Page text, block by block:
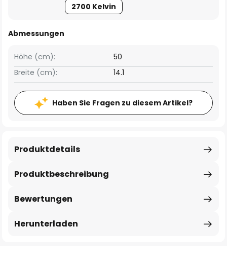
2700 Kelvin
Abmessungen
Breite (cm): 14.1
Höhe (cm): 50
Haben Sie Fragen zu diesem Artikel?
Produktbeschreibung
Produktdetails
Bewertungen
Herunterladen